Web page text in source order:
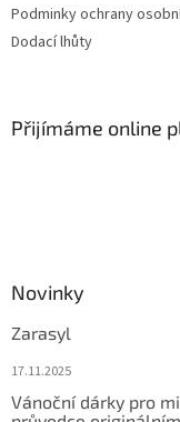
Podminky ochrany
Dodací lhůty
Přijímáme online
Novinky
Zarasyl
17.11.2025
Vánoční dárky pro